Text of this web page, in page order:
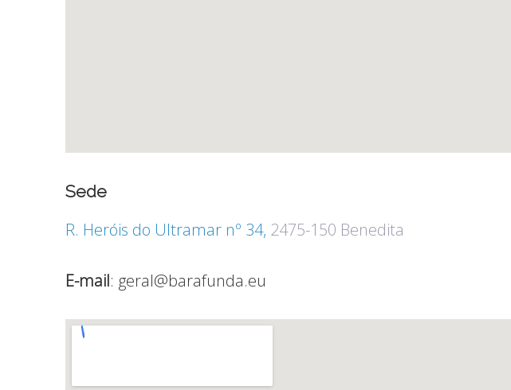
Sede
R. Heróis do Ultramar nº 34, 2475-150 Benedita
E-mail: geral@barafunda.eu